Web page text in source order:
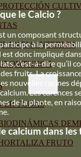
INTERIOR
TODAS
FRUTO
le Calcio ?
un composant
à la
est donc impliqué
c’est-à-dire qu’il
fruits. La
nouvelles racines
Les carences
de la plante, en
calcium dans les